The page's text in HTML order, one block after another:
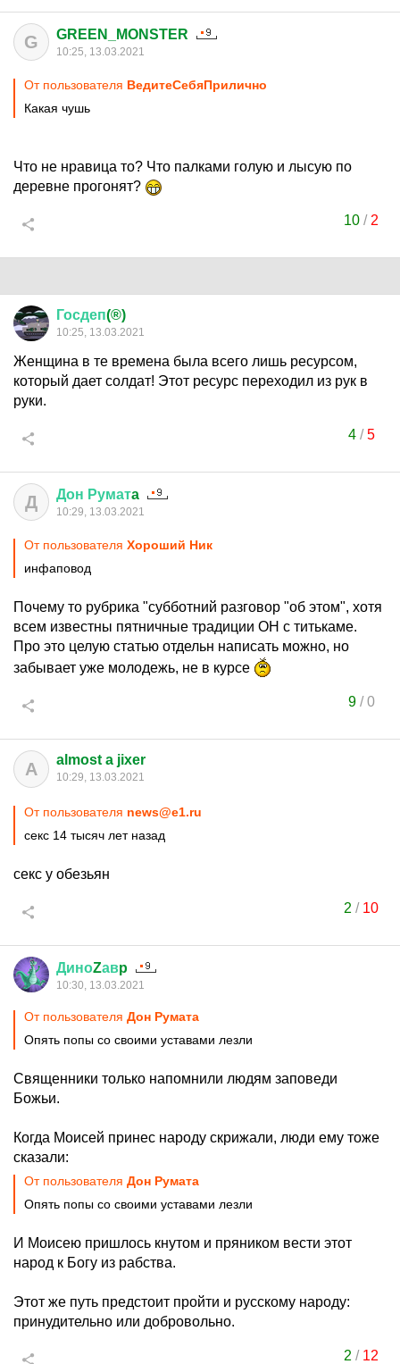
G GREEN_MONSTER
10:25, 13.03.2021
От пользователя ВедитеСебяПрилично
Какая чушь
Что не нравица то? Что палками голую и лысую по
деревне прогонят?
10 / 2
Госдеп(®)
10:25, 13.03.2021
Женщина в те времена была всего лишь ресурсом,
который дает солдат! Этот ресурс переходил из рук в
руки.
4/5
Д Дон Руматa
10:29, 13.03.2021
От пользователя Хороший Ник
инфаповод
Почему то рубрика "субботний разговор "об этом", хотя
всем известны пятничные традиции ОН с титькаме.
Про это целую статью отдельн написать можно, но
забывает уже молодежь, не в курсе
9/0
A almost a jixer
10:29, 13.03.2021
От пользователя news@e1.ru
секс 14 тысяч лет назад
секс у обезьян
2 / 10
ДиноZавp
10:30, 13.03.2021
От пользователя Дон Руматa
Опять попы со своими уставами лезли
Священники только напомнили людям заповеди
Божьи.
Когда Моисей принес народу скрижали, люди ему тоже
сказали:
От пользователя Дон Руматa
Опять попы со своими уставами лезли
И Моисею пришлось кнутом и пряником вести этот
народ к Богу из рабства.
Этот же путь предстоит пройти и русскому народу:
принудительно или добровольно.
2 / 12